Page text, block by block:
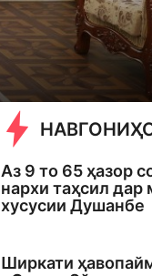
Аз 9 то 65 ҳазор
нархи таҳсил дар
хусусии Душанбе
Ширкати